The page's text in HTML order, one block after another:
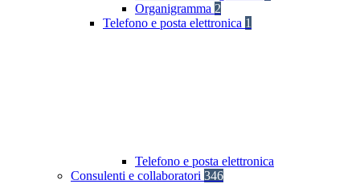
Organigramma 2
Telefono e posta elettronica 1
Telefono e posta elettronica
Consulenti e collaboratori 346